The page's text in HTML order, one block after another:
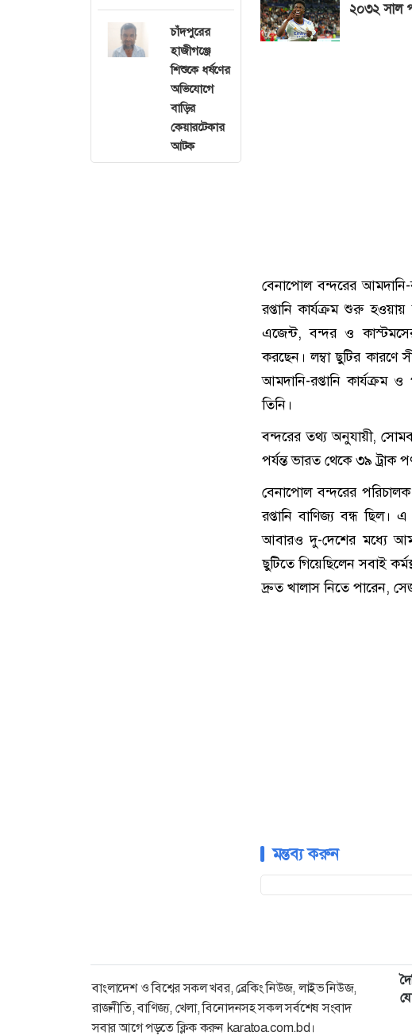
চাঁদপুরের
হাজীগঞ্জে
শিশুকে ধর্ষণের
অভিযোগে
বাড়ির
কেয়ারটেকার
আটক
২০৩২ সাল
বেনাপোল বন্দরের
রপ্তানি কার্যক্রম শুরু
এজেন্ট, বন্দর ও
করছেন। লম্বা ছুটির কারণে
আমদানি-রপ্তানি
তিনি।
বন্দরের তথ্য অনুযায়ী,
পর্যন্ত ভারত থেকে ৩৯ ট্রাক
বেনাপোল বন্দরের
রপ্তানি বাণিজ্য বন্ধ
আবারও দু-দেশের মধ্যে
ছুটিতে গিয়েছিলেন সবাই
দ্রুত খালাস নিতে পারেন,
মন্তব্য করুন
বাংলাদেশ ও বিশ্বের সকল খবর, ব্রেকিং নিউজ, লাইভ নিউজ,
রাজনীতি, বাণিজ্য, খেলা, বিনোদনসহ সকল সর্বশেষ সংবাদ
সবার আগে পড়তে ক্লিক করুন karatoa.com.bd।